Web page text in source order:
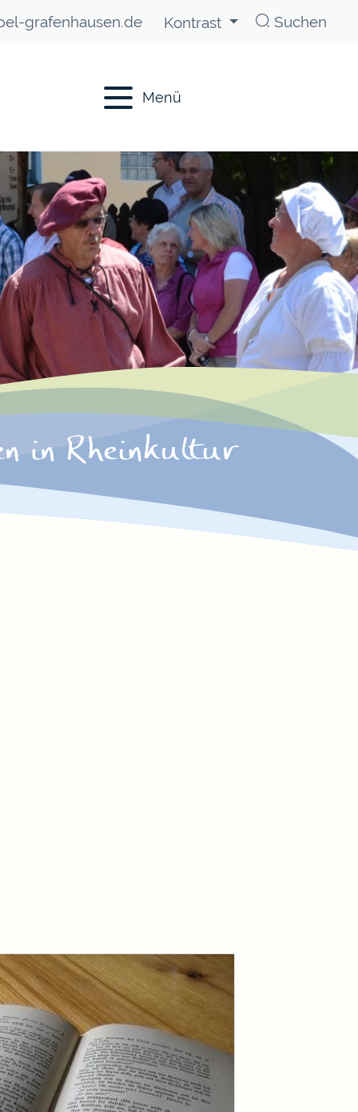
grafenhausen.de Kontrast Suchen
Menü